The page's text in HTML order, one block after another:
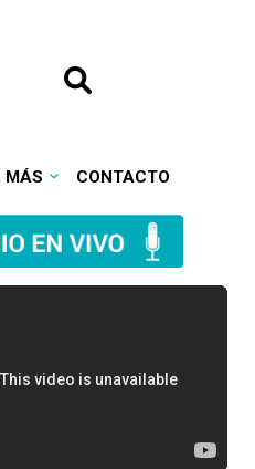
MÁS CONTACTO